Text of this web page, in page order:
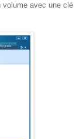
volume avec une clé